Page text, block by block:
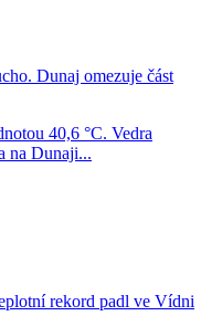
Dunaj omezuje část
40,6 °C. Vedra
na Dunaji...
rekord padl ve Vídni